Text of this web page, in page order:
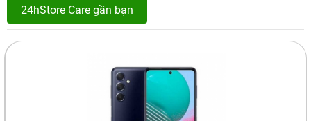
24hStore Care gần bạn